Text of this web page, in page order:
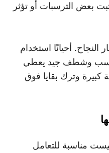
بعض الترسبات أو تؤثر
أحيانًا استخدام
وشطف جيد يعطي
وترك بقايا فوق
مناسبة للتعامل